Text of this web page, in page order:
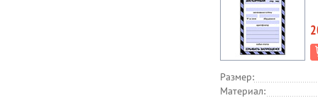
Размер:
Материал: